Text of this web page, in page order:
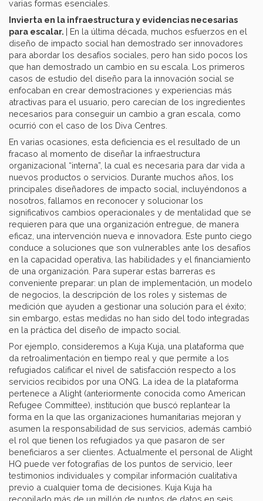
varias formas esenciales.
Invierta en la infraestructura y evidencias necesarias
para escalar. | En la última década, muchos esfuerzos en el
diseño de impacto social han demostrado ser innovadores
para abordar los desafíos sociales, pero han sido pocos los
que han demostrado un cambio en su escala. Los primeros
casos de estudio del diseño para la innovación social se
enfocaban en crear demostraciones y experiencias más
atractivas para el usuario, pero carecían de los ingredientes
necesarios para conseguir un cambio a gran escala, como
ocurrió con el caso de los Diva Centres.
En varias ocasiones, esta deficiencia es el resultado de un
fracaso al momento de diseñar la infraestructura
organizacional “interna”, la cual es necesaria para dar vida a
nuevos productos o servicios. Durante muchos años, los
principales diseñadores de impacto social, incluyéndonos a
nosotros, fallamos en reconocer y solucionar los
significativos cambios operacionales y de mentalidad que se
requieren para que una organización entregue, de manera
eficaz, una intervención nueva e innovadora. Este punto ciego
conduce a soluciones que son vulnerables ante los desafíos
en la capacidad operativa, las habilidades y el financiamiento
de una organización. Para superar estas barreras es
conveniente preparar: un plan de implementación, un modelo
de negocios, la descripción de los roles y sistemas de
medición que ayuden a gestionar una solución para el éxito;
sin embargo, estas medidas no han sido del todo integradas
en la práctica del diseño de impacto social.
Por ejemplo, consideremos a Kuja Kuja, una plataforma que
da retroalimentación en tiempo real y que permite a los
refugiados calificar el nivel de satisfacción respecto a los
servicios recibidos por una ONG. La idea de la plataforma
pertenece a Alight (anteriormente conocida como American
Refugee Committee), institución que buscó replantear la
forma en la que las organizaciones humanitarias mejoran y
asumen la responsabilidad de sus servicios, además cambió
el rol que tienen los refugiados ya que pasaron de ser
beneficiaros a ser clientes. Actualmente el personal de Alight
HQ puede ver fotografías de los puntos de servicio, leer
testimonios individuales y compilar información cualitativa
previo a cualquier toma de decisiones. Kuja Kuja ha
recopilado más de un millón de puntos de datos en seis